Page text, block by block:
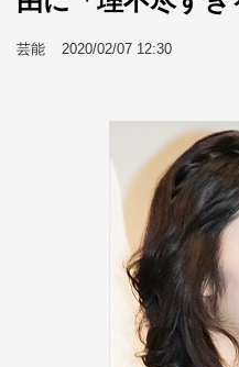
芸能 2020/02/07 12:30